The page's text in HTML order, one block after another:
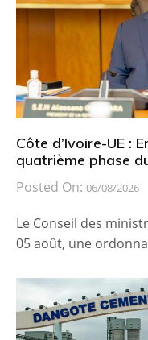
Côte d’Ivoire-UE :
quatrième phase
Posted On: 06/08/2026
Le Conseil des
05 août, une